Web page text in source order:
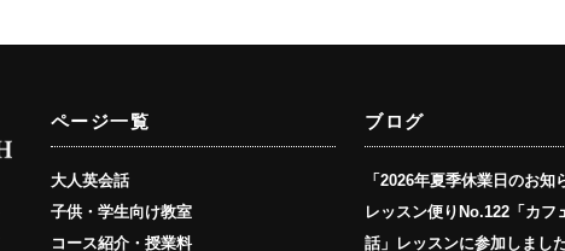
ページ一覧
大人英会話
子供・学生向け教室
コース紹介・授業料
ブログ
「2026年夏季休業日のお知
レッスン便りNo.122「カフ
話」レッスンに参加しまし